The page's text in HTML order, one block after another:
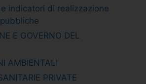
indicatori di realizzazione
E GOVERNO DEL
AMBIENTALI
PRIVATE